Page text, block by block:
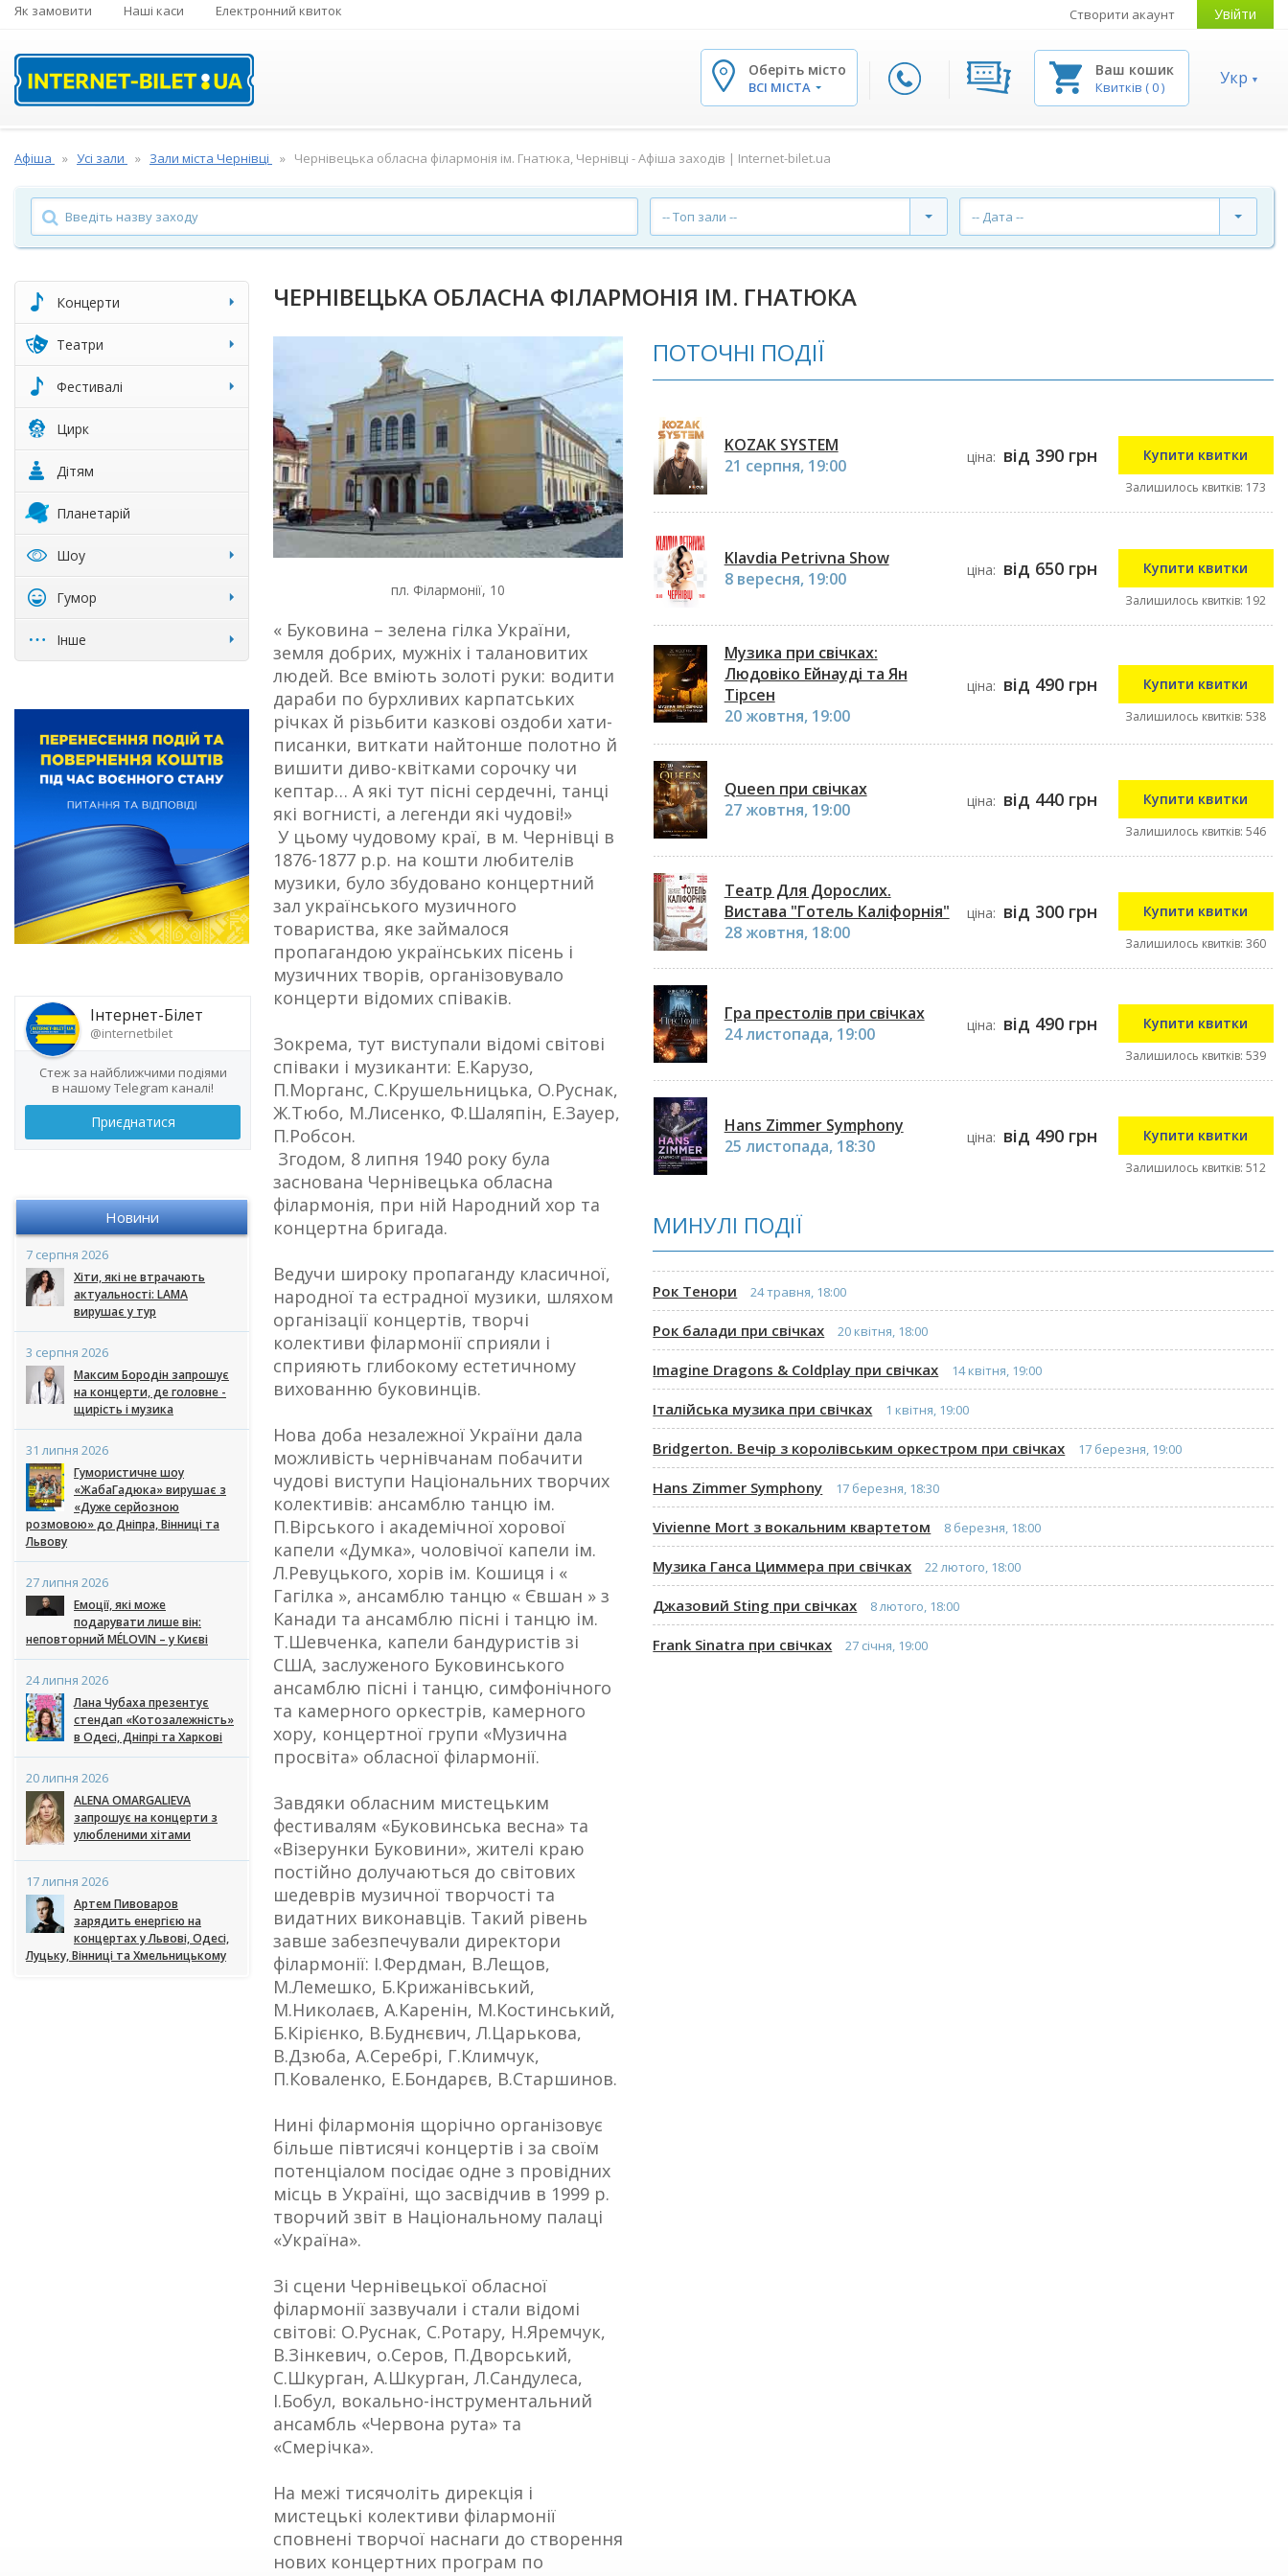
Як замовити Наші каси Електронний квиток Створити акаунт Увійти
Оберіть місто
ВСІ МІСТА
Ваш кошик
Квитків (0) Укр
Афіша Усі зали Зали міста Чернівці Чернівецька обласна філармонія ім. Гнатюка, Чернівці - Афіша заходів | Internet-bilet.ua
-- Топ зали -- -- Дата --
Концерти
Театри
Фестивалі
Цирк
Дітям
Планетарій
Шоу
Гумор
Інше
Інтернет-Білет
@internetbilet
Стеж за найближчими подіями
в нашому Telegram каналі!
Приєднатися
Новини
7 серпня 2026
Хіти, які не втрачають
актуальності: LAMA
вирушає у тур
3 серпня 2026
Максим Бородін запрошує
на концерти, де головне -
щирість і музика
31 липня 2026
Гумористичне шоу
«ЖабаГадюка» вирушає з
«Дуже серйозною
розмовою» до Дніпра, Вінниці та
Львову
27 липня 2026
Емоції, які може
подарувати лише він:
неповторний MÉLOVIN – у Києві
24 липня 2026
Лана Чубаха презентує
стендап «Котозалежність»
в Одесі, Дніпрі та Харкові
20 липня 2026
ALENA OMARGALIEVA
запрошує на концерти з
улюбленими хітами
17 липня 2026
Артем Пивоваров
зарядить енергією на
концертах у Львові, Одесі,
Луцьку, Вінниці та Хмельницькому
ЧЕРНІВЕЦЬКА ОБЛАСНА ФІЛАРМОНІЯ ІМ. ГНАТЮКА
пл. Філармонії, 10
« Буковина – зелена гілка України,
земля добрих, мужніх і талановитих
людей. Все вміють золоті руки: водити
дараби по бурхливих карпатських
річках й різьбити казкові оздоби хати-
писанки, виткати найтонше полотно й
вишити диво-квітками сорочку чи
кептар… А які тут пісні сердечні, танці
які вогнисті, а легенди які чудові!»
У цьому чудовому краї, в м. Чернівці в
1876-1877 р.р. на кошти любителів
музики, було збудовано концертний
зал українського музичного
товариства, яке займалося
пропагандою українських пісень і
музичних творів, організовувало
концерти відомих співаків.
Зокрема, тут виступали відомі світові
співаки і музиканти: Е.Карузо,
П.Морганс, С.Крушельницька, О.Руснак,
Ж.Тюбо, М.Лисенко, Ф.Шаляпін, Е.Зауер,
П.Робсон.
Згодом, 8 липня 1940 року була
заснована Чернівецька обласна
філармонія, при ній Народний хор та
концертна бригада.
Ведучи широку пропаганду класичної,
народної та естрадної музики, шляхом
організації концертів, творчі
колективи філармонії сприяли і
сприяють глибокому естетичному
вихованню буковинців.
Нова доба незалежної України дала
можливість чернівчанам побачити
чудові виступи Національних творчих
колективів: ансамблю танцю ім.
П.Вірського і академічної хорової
капели «Думка», чоловічої капели ім.
Л.Ревуцького, хорів ім. Кошиця і «
Гагілка », ансамблю танцю « Євшан » з
Канади та ансамблю пісні і танцю ім.
Т.Шевченка, капели бандуристів зі
США, заслуженого Буковинського
ансамблю пісні і танцю, симфонічного
та камерного оркестрів, камерного
хору, концертної групи «Музична
просвіта» обласної філармонії.
Завдяки обласним мистецьким
фестивалям «Буковинська весна» та
«Візерунки Буковини», жителі краю
постійно долучаються до світових
шедеврів музичної творчості та
видатних виконавців. Такий рівень
завше забезпечували директори
філармонії: І.Фердман, В.Лещов,
М.Лемешко, Б.Крижанівський,
М.Николаєв, А.Каренін, М.Костинський,
Б.Кірієнко, В.Буднєвич, Л.Царькова,
В.Дзюба, А.Серебрі, Г.Климчук,
П.Коваленко, Е.Бондарєв, В.Старшинов.
Нині філармонія щорічно організовує
більше півтисячі концертів і за своїм
потенціалом посідає одне з провідних
місць в Україні, що засвідчив в 1999 р.
творчий звіт в Національному палаці
«Україна».
Зі сцени Чернівецької обласної
філармонії зазвучали і стали відомі
світові: О.Руснак, С.Ротару, Н.Яремчук,
В.Зінкевич, о.Серов, П.Дворський,
С.Шкурган, А.Шкурган, Л.Сандулеса,
І.Бобул, вокально-інструментальний
ансамбль «Червона рута» та
«Смерічка».
На межі тисячоліть дирекція і
мистецькі колективи філармонії
сповнені творчої наснаги до створення
нових концертних програм по
ПОТОЧНІ ПОДІЇ
KOZAK SYSTEM
21 серпня, 19:00
ціна: від 390 грн Купити квитки
Залишилось квитків: 173
Klavdia Petrivna Show
8 вересня, 19:00
ціна: від 650 грн Купити квитки
Залишилось квитків: 192
Музика при свічках:
Людовіко Ейнауді та Ян
Тірсен
20 жовтня, 19:00
ціна: від 490 грн Купити квитки
Залишилось квитків: 538
Queen при свічках
27 жовтня, 19:00
ціна: від 440 грн Купити квитки
Залишилось квитків: 546
Театр Для Дорослих.
Вистава "Готель Каліфорнія"
28 жовтня, 18:00
ціна: від 300 грн Купити квитки
Залишилось квитків: 360
Гра престолів при свічках
24 листопада, 19:00
ціна: від 490 грн Купити квитки
Залишилось квитків: 539
Hans Zimmer Symphony
25 листопада, 18:30
ціна: від 490 грн Купити квитки
Залишилось квитків: 512
МИНУЛІ ПОДІЇ
Рок Тенори 24 травня, 18:00
Рок балади при cвічках 20 квітня, 18:00
Imagine Dragons & Coldplay при свічках 14 квітня, 19:00
Італійська музика при свічках 1 квітня, 19:00
Bridgerton. Вечір з королівським оркестром при свічках 17 березня, 19:00
Hans Zimmer Symphony 17 березня, 18:30
Vivienne Mort з вокальним квартетом 8 березня, 18:00
Музика Ганса Циммера при свічках 22 лютого, 18:00
Джазовий Sting при свічках 8 лютого, 18:00
Frank Sinatra при свічках 27 січня, 19:00